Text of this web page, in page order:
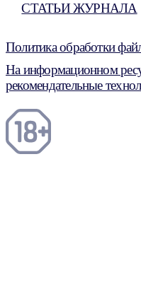
СТАТЬИ ЖУРНАЛА
Политика обработки
На информационном
рекомендательные